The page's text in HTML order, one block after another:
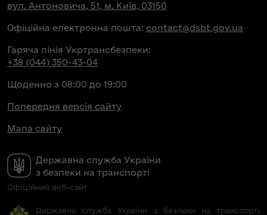
Державна служба України
з безпеки на транспорті
Офіційний веб-сайт
вул. Антоновича, 51, м. Київ, 03150
Офіційна електронна пошта: contact@dsbt.gov.ua
Гаряча лінія Укртрансбезпеки:
+38 (044) 350-43-04
Щоденно з 08:00 до 19:00
Попередня версія сайту
Мапа сайту
Державна служба України з безпеки на транспорті